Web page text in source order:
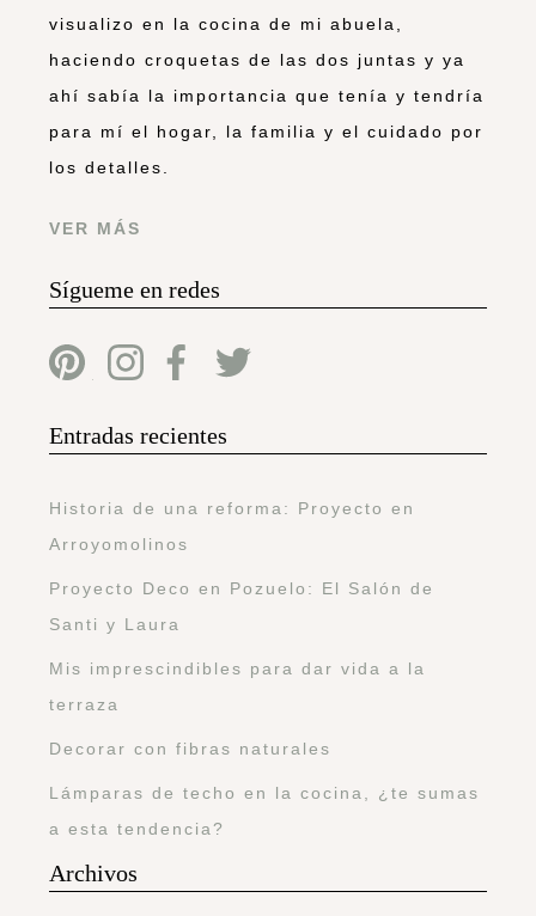
visualizo en la cocina de mi abuela,
haciendo croquetas de las dos juntas y ya
ahí sabía la importancia que tenía y tendría
para mí el hogar, la familia y el cuidado por
los detalles.
VER MÁS
Sígueme en redes
Entradas recientes
Historia de una reforma: Proyecto en
Arroyomolinos
Proyecto Deco en Pozuelo: El Salón de
Santi y Laura
Mis imprescindibles para dar vida a la
terraza
Decorar con fibras naturales
Lámparas de techo en la cocina, ¿te sumas
a esta tendencia?
Archivos